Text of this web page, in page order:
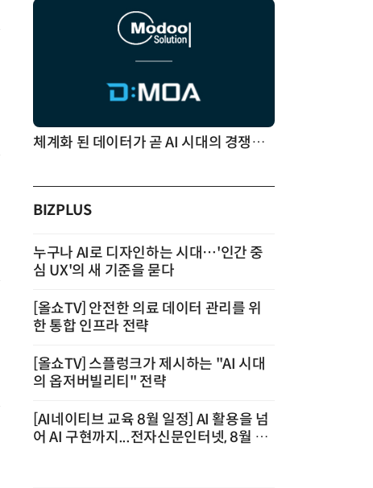
체계화 된 데이터가 곧 AI 시대의 경쟁력이다
BIZPLUS
누구나 AI로 디자인하는 시대…'인간 중
심 UX'의 새 기준을 묻다
[올쇼TV] 안전한 의료 데이터 관리를 위
한 통합 인프라 전략
[올쇼TV] 스플렁크가 제시하는 "AI 시대
의 옵저버빌리티" 전략
[AI네이티브 교육 8월 일정] AI 활용을 넘
어 AI 구현까지...전자신문인터넷, 8월 실